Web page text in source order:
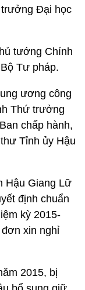
Đại học
tướng Chính
Tư pháp.
ương công
Thứ trưởng
chấp hành,
Tỉnh ủy Hậu
Hậu Giang Lữ
định chuẩn
kỳ 2015-
xin nghỉ
2015, bị